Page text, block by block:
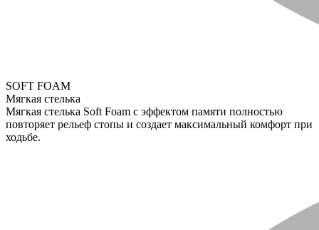
SOFT FOAM
Мягкая стелька
Мягкая стелька Soft Foam с эффектом памяти полностью
повторяет рельеф стопы и создает максимальный комфорт при
ходьбе.